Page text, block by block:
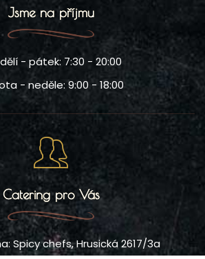
Jsme na příjmu
- pátek: 7:30 - 20:00
- neděle: 9:00 - 18:00
Catering pro Vás
Spicy chefs, Hrusická 2617/3a